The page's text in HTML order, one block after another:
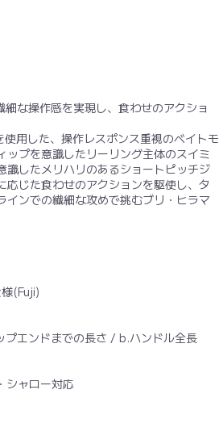
な操作感を実現し、食わせのアクショ
用した、操作レスポンス重視のベイトモ
プを意識したリーリング主体のスイミ
識したメリハリのあるショートピッチジ
じた食わせのアクションを駆使し、タ
ンでの繊細な攻めで挑むブリ・ヒラマ
(Fuji)
エンドまでの長さ / b.ハンドル全長
シャロー対応